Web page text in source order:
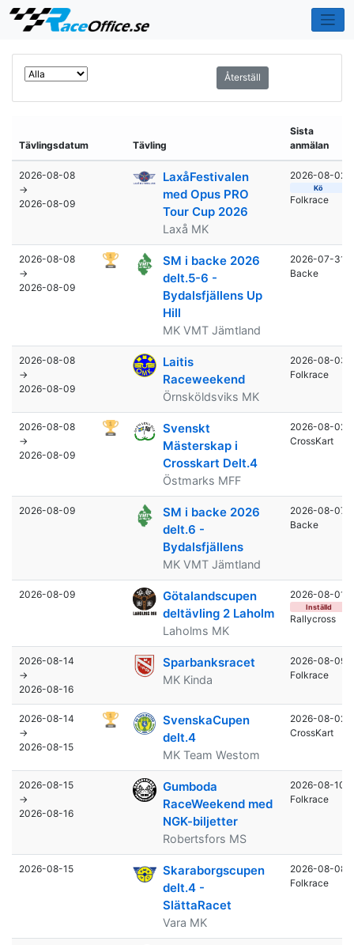
Återställ
Tävlingsdatum Tävling
Sista
anmälan
2026-08-08
→
2026-08-09
LaxåFestivalen
med Opus PRO
Tour Cup 2026
Laxå MK
2026-08-02
Kö
Folkrace
2026-08-08
→
2026-08-09
SM i backe 2026
delt.5-6 -
Bydalsfjällens Up
Hill
MK VMT Jämtland
2026-07-31
Backe
2026-08-08
→
2026-08-09
Laitis
Raceweekend
Örnsköldsviks MK
2026-08-03
Folkrace
2026-08-08
→
2026-08-09
Svenskt
Mästerskap i
Crosskart Delt.4
Östmarks MFF
2026-08-02
CrossKart
2026-08-09
SM i backe 2026
delt.6 -
Bydalsfjällens
MK VMT Jämtland
2026-08-07
Backe
2026-08-09
Götalandscupen
deltävling 2 Laholm
Laholms MK
2026-08-01
Inställd
Rallycross
2026-08-14
→
2026-08-16
Sparbanksracet
MK Kinda
2026-08-09
Folkrace
2026-08-14
→
2026-08-15
SvenskaCupen
delt.4
MK Team Westom
2026-08-02
CrossKart
2026-08-15
→
2026-08-16
Gumboda
RaceWeekend med
NGK-biljetter
Robertsfors MS
2026-08-10
Folkrace
2026-08-15
Skaraborgscupen
delt.4 -
SlättaRacet
Vara MK
2026-08-08
Folkrace